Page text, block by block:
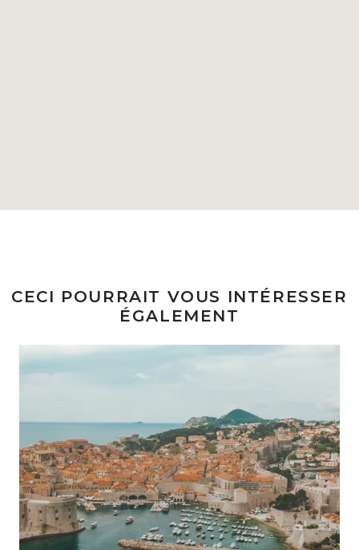
CECI POURRAIT VOUS INTÉRESSER
ÉGALEMENT